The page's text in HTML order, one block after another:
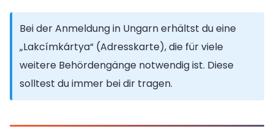
Bei der Anmeldung in Ungarn erhältst du eine
„Lakcímkártya“ (Adresskarte), die für viele
weitere Behördengänge notwendig ist. Diese
solltest du immer bei dir tragen.